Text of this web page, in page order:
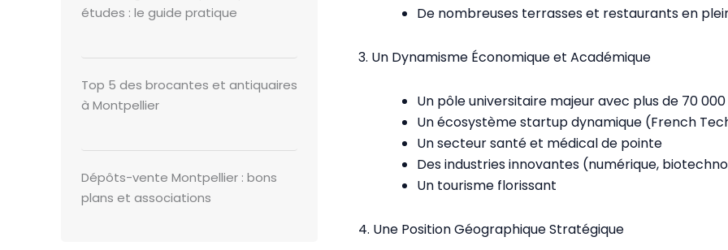
études : le guide pratique
Top 5 des brocantes et antiquaires
à Montpellier
Dépôts-vente Montpellier : bons
plans et associations
De nombreuses terrasses et restaurants en
3. Un Dynamisme Économique et Académique
Un pôle universitaire majeur avec plus de 70
Un écosystème startup dynamique (French
Un secteur santé et médical de pointe
Des industries innovantes (numérique,
Un tourisme florissant
4. Une Position Géographique Stratégique